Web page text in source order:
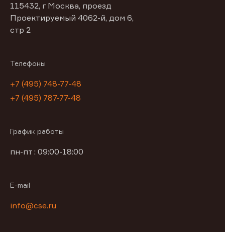
115432, г Москва, проезд
Проектируемый 4062-й, дом 6,
стр 2
Телефоны
+7 (495) 748-77-48
+7 (495) 787-77-48
График работы
пн-пт : 09:00-18:00
E-mail
info@cse.ru